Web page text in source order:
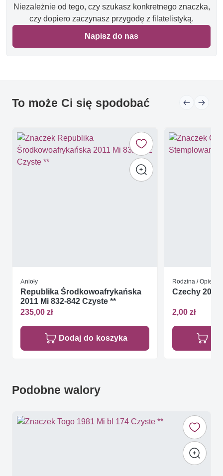
Niezależnie od tego, czy szukasz konkretnego znaczka,
czy dopiero zaczynasz przygodę z filatelistyką.
Napisz do nas
To może Ci się spodobać
Anioły
Republika Środkowoafrykańska
2011 Mi 832-842 Czyste **
235,00 zł
Dodaj do koszyka
Rodzina / Opieka
Czechy
2,00 zł
Podobne walory